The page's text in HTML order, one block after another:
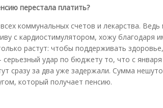
перестала платить?
коммунальных счетов и лекарства.
с кардиостимулятором, хожу благодаря
растут: чтобы поддерживать
удар по бюджету то, что с января
сразу за два уже задержали. Сумма
который получает пенсию.